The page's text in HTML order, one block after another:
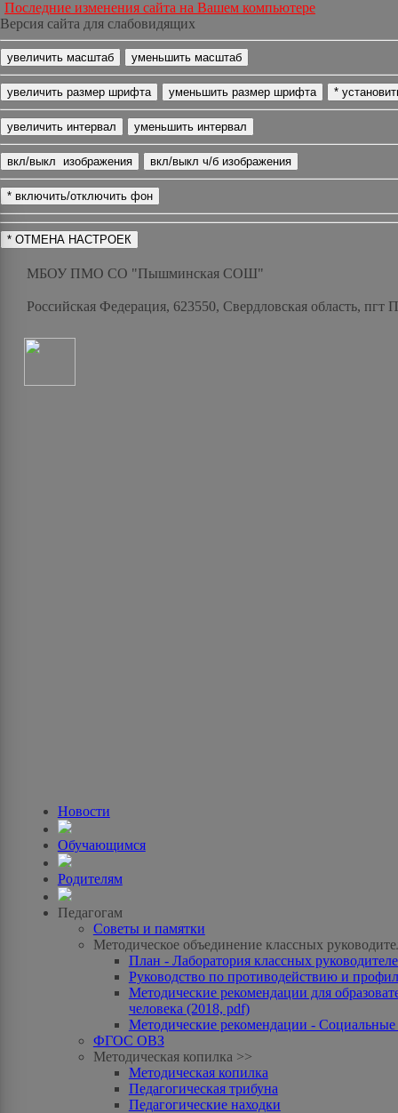
Последние изменения сайта на Вашем компьютере
Версия сайта для слабовидящих
МБОУ ПМО СО "Пышминская СОШ"
Российская Федерация, 623550, Свердловская область,
Новости
Обучающимся
Родителям
Педагогам
Советы и памятки
Методическое объединение классных
План - Лаборатория классных
Руководство по противодействию и
Методические рекомендации для
человека (2018, pdf)
Методические рекомендации -
ФГОС ОВЗ
Методическая копилка >>
Методическая копилка
Педагогическая трибуна
Педагогические находки